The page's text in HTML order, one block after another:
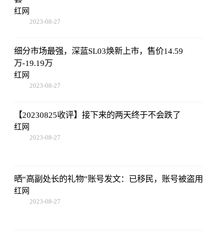
红网
2023-08-27
细分市场最强，深蓝SL03焕新上市，售价14.59
万-19.19万
红网
2023-08-27
【20230825收评】接下来的两天终于不会跌了
红网
2023-08-27
晒“高副处长的礼物”账号发文：已移民，账号被盗用
红网
2023-08-27